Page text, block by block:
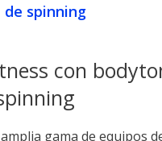
spinning
con
gama de equipos